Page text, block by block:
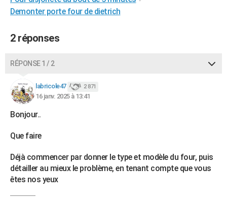
Destinations
City break
Voyage nature
Voyage de noces
Forum
Climat
+PHOTO
GUIDES D'ACHAT
Carte de Noël
Carte Bonne année
Carte Saint-Valentin
Carte Pâques
Carte d'anniversaire
DICTIONNAIRE
Dictionnaire
Biographies
Citations
Expressions
Proverbes
PROGRAMME TV
COPAINS D'AVANT
S'inscrire
Se connecter
Lycées
Collèges
Primaires
Universités
Entreprises
Service militaire
Avis de recherche
AVIS DE DÉCÈS
FORUM
Bricolage
Lifestyle
Culture
Sport
Auto
Television
Voyage
Cinema
Demonter porte four de dietrich
2 réponses
RÉPONSE 1 / 2
labricole47 2 871
16 janv. 2025 à 13:41
Bonjour..
Que faire
Déjà commencer par donner le type et modèle du four, puis
détailler au mieux le problème, en tenant compte que vous
êtes nos yeux